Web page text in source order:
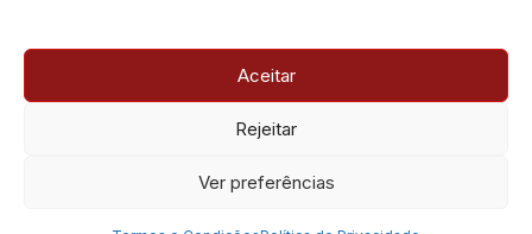
Aceitar
Rejeitar
Ver preferências
© 2013 - 2026 |Inovar Metais| Todos os direitos reservados.
Desenvolvido porExperts Digitais
CNPJ: 23.100.120/0001-66